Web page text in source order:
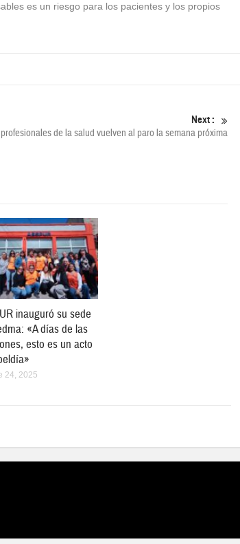
es un riesgo para los pacientes y los propios
Next :
de la salud vuelven al paro la semana próxima
inauguró su sede
«A días de las
esto es un acto
24, 2025